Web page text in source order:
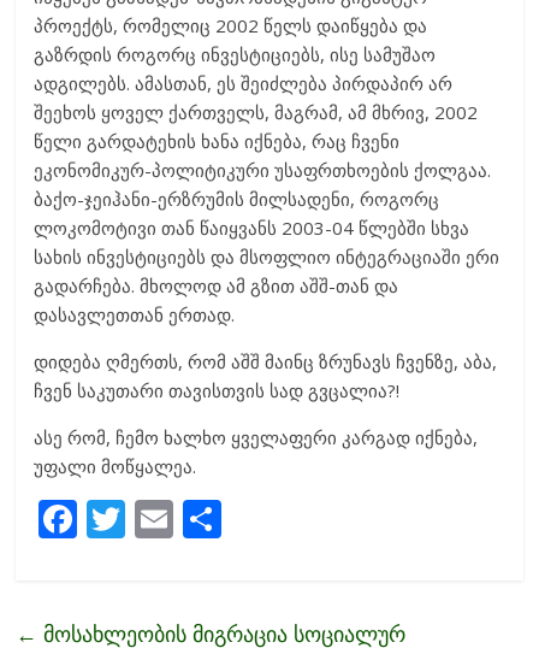
პროექტს, რომელიც 2002 წელს დაიწყება და
გაზრდის როგორც ინვესტიციებს, ისე სამუშაო
ადგილებს. ამასთან, ეს შეიძლება პირდაპირ არ
შეეხოს ყოველ ქართველს, მაგრამ, ამ მხრივ, 2002
წელი გარდატეხის ხანა იქნება, რაც ჩვენი
ეკონომიკურ-პოლიტიკური უსაფრთხოების ქოლგაა.
ბაქო-ჯეიჰანი-ერზრუმის მილსადენი, როგორც
ლოკომოტივი თან წაიყვანს 2003-04 წლებში სხვა
სახის ინვესტიციებს და მსოფლიო ინტეგრაციაში ერი
გადარჩება. მხოლოდ ამ გზით აშშ-თან და
დასავლეთთან ერთად.
დიდება ღმერთს, რომ აშშ მაინც ზრუნავს ჩვენზე, აბა,
ჩვენ საკუთარი თავისთვის სად გვცალია?!
ასე რომ, ჩემო ხალხო ყველაფერი კარგად იქნება,
უფალი მოწყალეა.
F
b
T
er
E
l e
← მოსახლეობის მიგრაცია სოციალურ